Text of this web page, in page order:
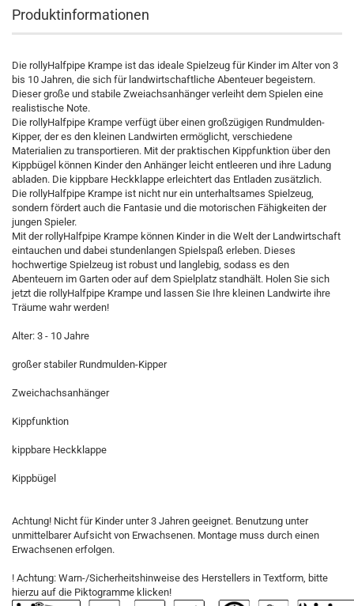
Produktinformationen
Die rollyHalfpipe Krampe ist das ideale Spielzeug für Kinder im Alter von 3
bis 10 Jahren, die sich für landwirtschaftliche Abenteuer begeistern.
Dieser große und stabile Zweiachsanhänger verleiht dem Spielen eine
realistische Note.
Die rollyHalfpipe Krampe verfügt über einen großzügigen Rundmulden-
Kipper, der es den kleinen Landwirten ermöglicht, verschiedene
Materialien zu transportieren. Mit der praktischen Kippfunktion über den
Kippbügel können Kinder den Anhänger leicht entleeren und ihre Ladung
abladen. Die kippbare Heckklappe erleichtert das Entladen zusätzlich.
Die rollyHalfpipe Krampe ist nicht nur ein unterhaltsames Spielzeug,
sondern fördert auch die Fantasie und die motorischen Fähigkeiten der
jungen Spieler.
Mit der rollyHalfpipe Krampe können Kinder in die Welt der Landwirtschaft
eintauchen und dabei stundenlangen Spielspaß erleben. Dieses
hochwertige Spielzeug ist robust und langlebig, sodass es den
Abenteuern im Garten oder auf dem Spielplatz standhält. Holen Sie sich
jetzt die rollyHalfpipe Krampe und lassen Sie Ihre kleinen Landwirte ihre
Träume wahr werden!
Alter: 3 - 10 Jahre
großer stabiler Rundmulden-Kipper
Zweichachsanhänger
Kippfunktion
kippbare Heckklappe
Kippbügel
Achtung! Nicht für Kinder unter 3 Jahren geeignet. Benutzung unter
unmittelbarer Aufsicht von Erwachsenen. Montage muss durch einen
Erwachsenen erfolgen.
! Achtung: Warn-/Sicherheitshinweise des Herstellers in Textform, bitte
hierzu auf die Piktogramme klicken!